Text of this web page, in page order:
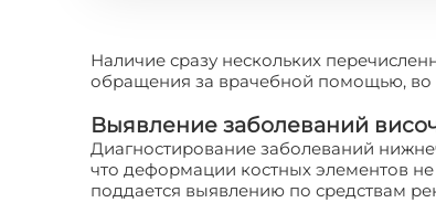
Наличие сразу нескольких
обращения за врачебной помощью,
Выявление заболеваний
Диагностирование заболеваний
что деформации костных элементов
поддается выявлению по средствам